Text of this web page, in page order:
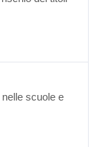
scuole e